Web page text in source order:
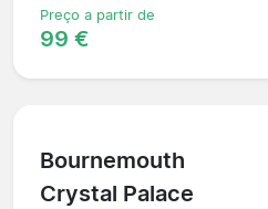
Preço a partir de
99 €
Bournemouth
Crystal Palace